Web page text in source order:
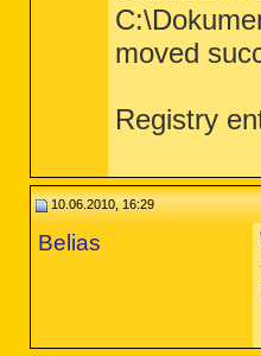
moved
Registry
10.06.2010, 16:29
Belias